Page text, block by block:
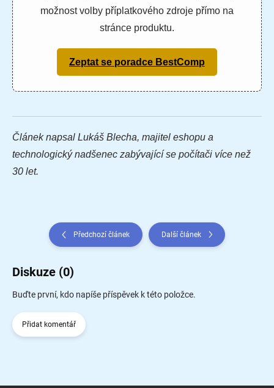
možnost volby příplatkového zdroje přímo na
stránce produktu.
Zeptat se poradce BestComp
Článek napsal Lukáš Blecha, majitel eshopu a
technologický nadšenec zabývající se počítači více než
30 let.
Předchozí článek Další článek
Diskuze (0)
Buďte první, kdo napíše příspěvek k této položce.
Přidat komentář